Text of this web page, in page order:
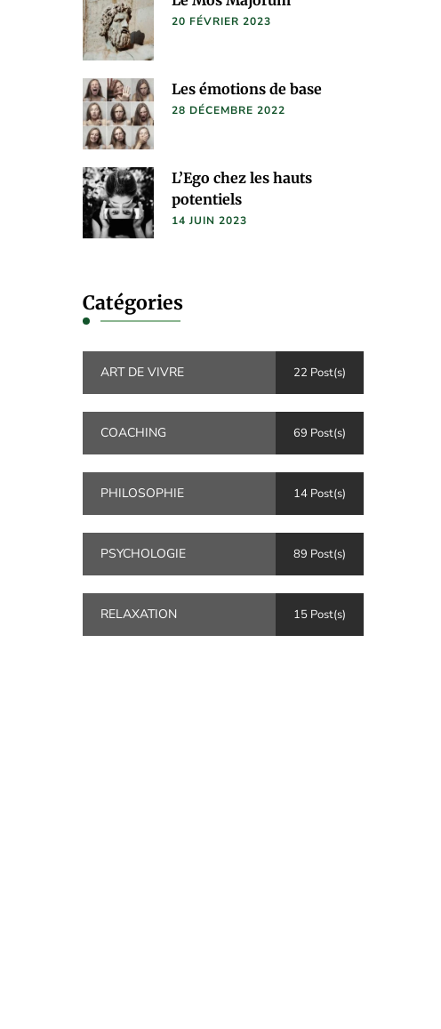
20 FÉVRIER 2023
Les émotions de base
28 DÉCEMBRE 2022
L’Ego chez les hauts
potentiels
14 JUIN 2023
Catégories
ART DE VIVRE 22 Post(s)
COACHING 69 Post(s)
PHILOSOPHIE 14 Post(s)
PSYCHOLOGIE 89 Post(s)
RELAXATION 15 Post(s)